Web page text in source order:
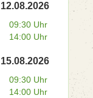
12.08.2026
09:30 Uhr
14:00 Uhr
15.08.2026
09:30 Uhr
14:00 Uhr